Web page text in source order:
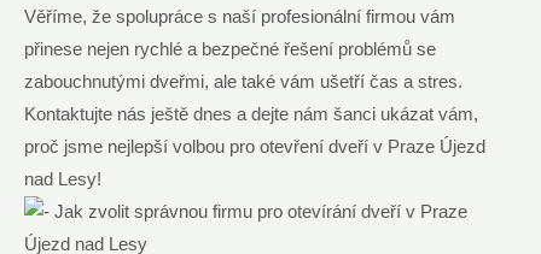
Věříme, že spolupráce s naší profesionální firmou vám
přinese nejen rychlé a bezpečné řešení problémů se
zabouchnutými dveřmi, ale také vám ušetří čas a stres.
Kontaktujte nás ještě dnes a dejte nám šanci ukázat vám,
proč jsme nejlepší volbou pro otevření dveří v Praze Újezd
nad Lesy!